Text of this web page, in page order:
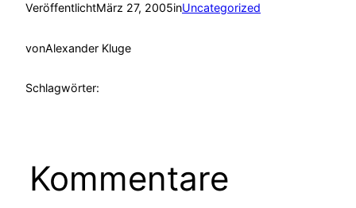
VeröffentlichtMärz 27, 2005inUncategorized
vonAlexander Kluge
Schlagwörter:
Kommentare